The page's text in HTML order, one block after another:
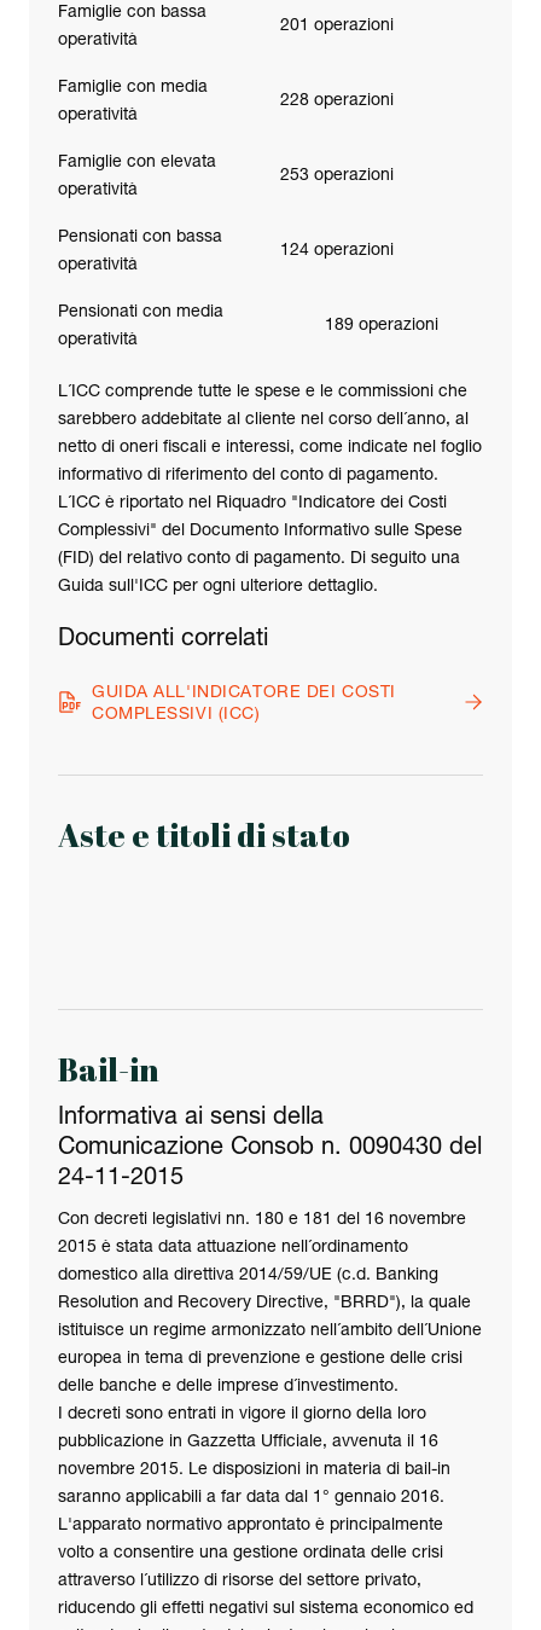
Famiglie con bassa
operatività
201 operazioni
Famiglie con media
operatività
228 operazioni
Famiglie con elevata
operatività
253 operazioni
Pensionati con bassa
operatività
124 operazioni
Pensionati con media
operatività
189 operazioni
L´ICC comprende tutte le spese e le commissioni che
sarebbero addebitate al cliente nel corso dell´anno, al
netto di oneri fiscali e interessi, come indicate nel foglio
informativo di riferimento del conto di pagamento.
L´ICC è riportato nel Riquadro "Indicatore dei Costi
Complessivi" del Documento Informativo sulle Spese
(FID) del relativo conto di pagamento. Di seguito una
Guida sull'ICC per ogni ulteriore dettaglio.
Documenti correlati
GUIDA ALL'INDICATORE DEI COSTI
COMPLESSIVI (ICC)
Aste e titoli di stato
Bail-in
Informativa ai sensi della
Comunicazione Consob n. 0090430 del
24-11-2015
Con decreti legislativi nn. 180 e 181 del 16 novembre
2015 è stata data attuazione nell´ordinamento
domestico alla direttiva 2014/59/UE (c.d. Banking
Resolution and Recovery Directive, "BRRD"), la quale
istituisce un regime armonizzato nell´ambito dell´Unione
europea in tema di prevenzione e gestione delle crisi
delle banche e delle imprese d´investimento.
I decreti sono entrati in vigore il giorno della loro
pubblicazione in Gazzetta Ufficiale, avvenuta il 16
novembre 2015. Le disposizioni in materia di bail-in
saranno applicabili a far data dal 1° gennaio 2016.
L'apparato normativo approntato è principalmente
volto a consentire una gestione ordinata delle crisi
attraverso l´utilizzo di risorse del settore privato,
riducendo gli effetti negativi sul sistema economico ed